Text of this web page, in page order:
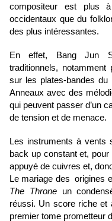
compositeur est plus
occidentaux que du
des plus intéressantes.
En effet, Bang Jun
traditionnels,
sur les plates-bandes du
Anneaux avec des
qui peuvent passer d’un
de tension et de menace.
Les instruments à vents
back up constant et,
appuyé de cuivres et,
Le mariage des origines
The Throneun
réussi. Un score riche et
premier tome prometteur